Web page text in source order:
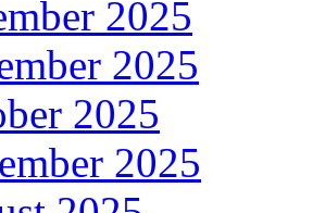
2025
2025
2025
2025